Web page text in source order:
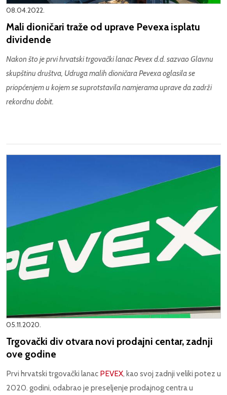
08.04.2022.
Mali dioničari traže od uprave Pevexa isplatu
dividende
Nakon što je prvi hrvatski trgovački lanac Pevex d.d. sazvao Glavnu
skupštinu društva, Udruga malih dioničara Pevexa oglasila se
priopćenjem u kojem se suprotstavila namjerama uprave da zadrži
rekordnu dobit.
05.11.2020.
Trgovački div otvara novi prodajni centar, zadnji
ove godine
Prvi hrvatski trgovački lanac PEVEX, kao svoj zadnji veliki potez u
2020. godini, odabrao je preseljenje prodajnog centra u